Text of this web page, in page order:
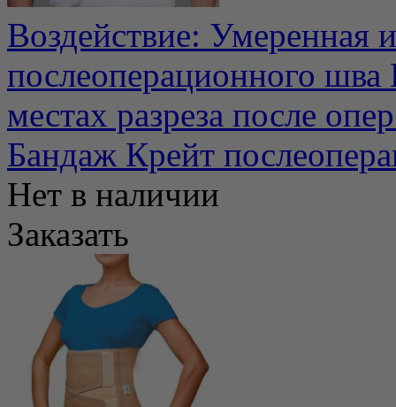
Воздействие: Умеренная
послеоперационного
местах разреза после
Бандаж Крейт
Нет в наличии
Заказать